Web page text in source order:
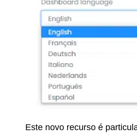
Este novo recurso é